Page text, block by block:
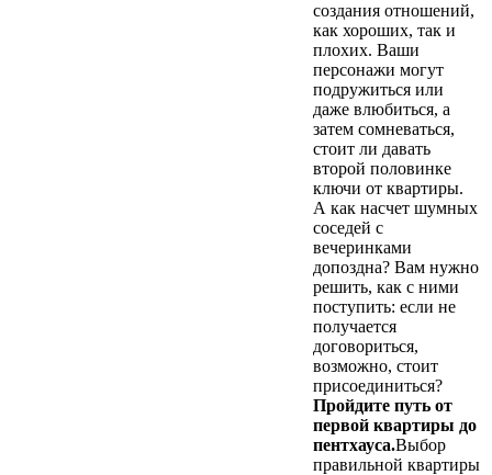
создания отношений,
как хороших, так и
плохих. Ваши
персонажи могут
подружиться или
даже влюбиться, а
затем сомневаться,
стоит ли давать
второй половинке
ключи от квартиры.
А как насчет шумных
соседей с
вечеринками
допоздна? Вам нужно
решить, как с ними
поступить: если не
получается
договориться,
возможно, стоит
присоединиться?
Пройдите путь от
первой квартиры до
пентхауса.Выбор
правильной квартиры